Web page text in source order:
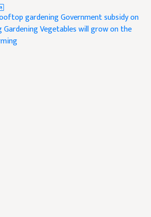
gardeningGovernment subsidy on
Gardening Vegetables will grow on the